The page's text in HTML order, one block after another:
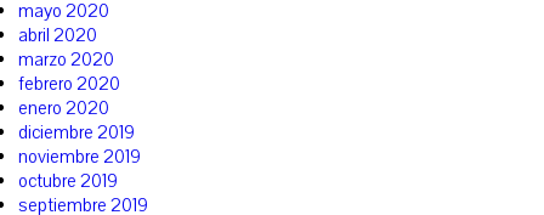
mayo 2020
abril 2020
marzo 2020
febrero 2020
enero 2020
diciembre 2019
noviembre 2019
octubre 2019
septiembre 2019